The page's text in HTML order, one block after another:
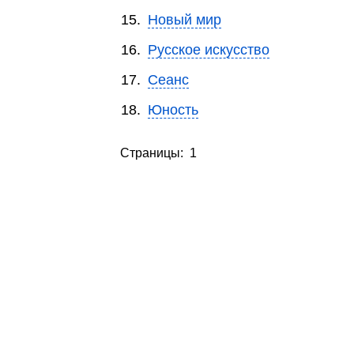
15. Новый мир
16. Русское искусство
17. Сеанс
18. Юность
Страницы: 1